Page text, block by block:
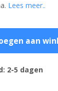
Lees meer..
aan
2-5 dagen